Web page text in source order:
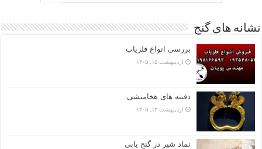
نشانه های گنج
بررسی انواع فلزیاب
اردیبهشت ۱۵, ۱۴۰۵
دفینه های هخامنشی
اردیبهشت ۱۳, ۱۴۰۵
نماد شیر در گنج یابی